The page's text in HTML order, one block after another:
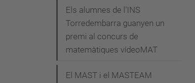
c
Els alumnes de l'INS
Torredembarra guanyen un
premi al concurs de
matemàtiques vídeoMAT
El MAST i el MASTEAM